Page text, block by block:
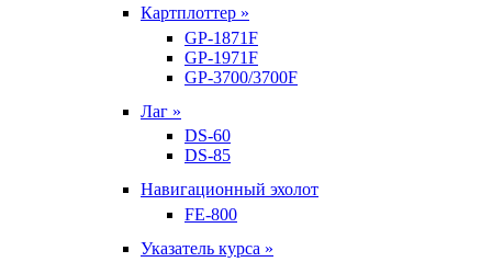
Картплоттер »
GP-1871F
GP-1971F
GP-3700/3700F
Лаг »
DS-60
DS-85
Навигационный эхолот
FE-800
Указатель курса »